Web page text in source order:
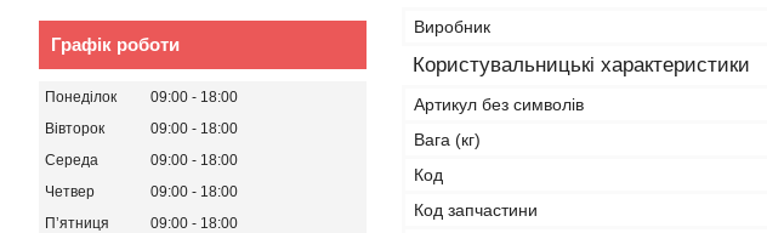
Виробник
Користувальницькі характеристики
Артикул без символів
Вага (кг)
Код
Код запчастини
Графік роботи
Понеділок 09:00
18:00
Вівторок
09:00
18:00
Середа
09:00
18:00
Четвер
09:00
18:00
Пʼятниця
09:00
18:00